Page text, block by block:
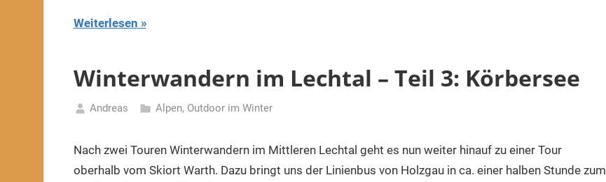
Weiterlesen
Winterwandern im Lechtal – Teil 3: Körbersee
Januar
2022
Andreas Alpen, Outdoor im Winter
Nach zwei Touren Winterwandern im Mittleren Lechtal geht es nun weiter hinauf zu einer Tour
oberhalb vom Skiort Warth. Dazu bringt uns der Linienbus von Holzgau in ca. einer halben Stunde zum